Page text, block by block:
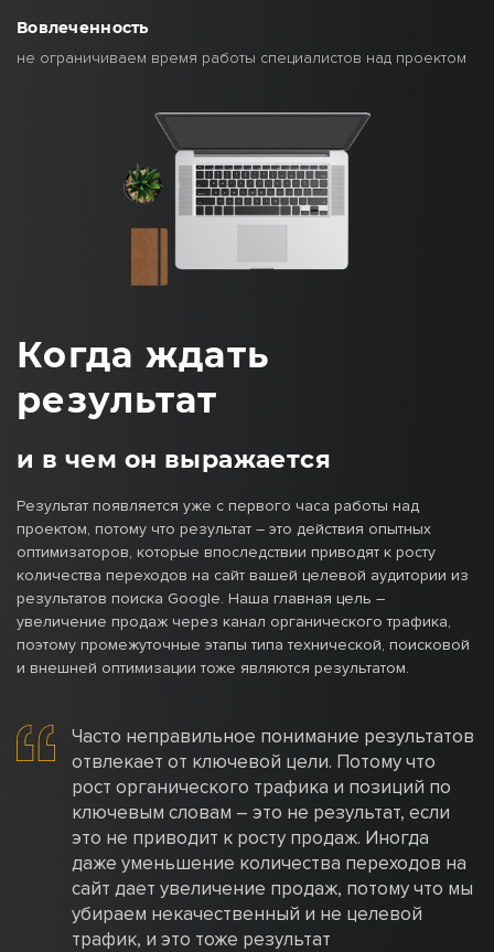
Вовлеченность
не ограничиваем время работы специалистов над проектом
Когда ждать
результат
и в чем он выражается
Результат появляется уже с первого часа работы над
проектом, потому что результат – это действия опытных
оптимизаторов, которые впоследствии приводят к росту
количества переходов на сайт вашей целевой аудитории из
результатов поиска Google. Наша главная цель –
увеличение продаж через канал органического трафика,
поэтому промежуточные этапы типа технической, поисковой
и внешней оптимизации тоже являются результатом.
Часто неправильное понимание результатов
отвлекает от ключевой цели. Потому что
рост органического трафика и позиций по
ключевым словам – это не результат, если
это не приводит к росту продаж. Иногда
даже уменьшение количества переходов на
сайт дает увеличение продаж, потому что мы
убираем некачественный и не целевой
трафик, и это тоже результат